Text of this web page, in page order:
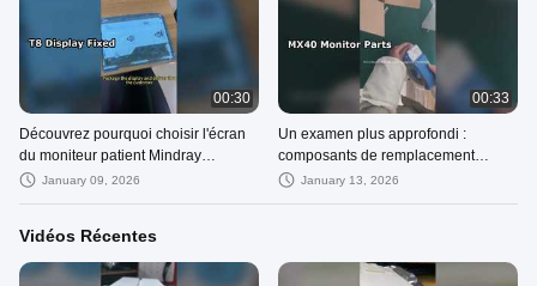
00:30
Découvrez pourquoi choisir l'écran
du moniteur patient Mindray
BeneView T8 original REF
January 09, 2026
00:33
Un examen plus approfondi :
composants de remplacement
médicaux pour le moniteur patient
January 13, 2026
Vidéos Récentes